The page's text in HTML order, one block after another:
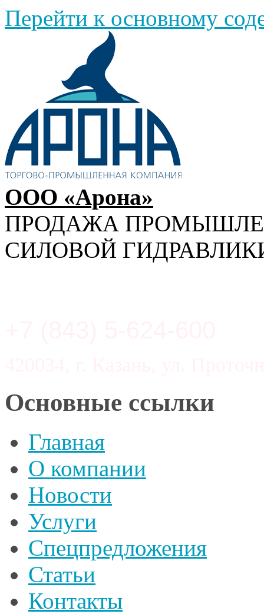
Перейти к основному
ООО «Арона»
ПРОДАЖА
СИЛОВОЙ
Основные ссылки
Главная
О компании
Новости
Услуги
Спецпредложения
Статьи
Контакты